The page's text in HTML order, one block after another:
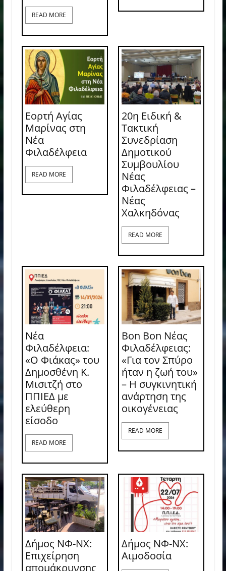
READ MORE
Εορτή Αγίας
Μαρίνας στη
Νέα
Φιλαδέλφεια
READ MORE
20η Ειδική &
Τακτική
Συνεδρίαση
Δημοτικού
Συμβουλίου
Νέας
Φιλαδέλφειας –
Νέας
Χαλκηδόνας
READ MORE
Νέα
Φιλαδέλφεια:
«Ο Φιάκας» του
Δημοσθένη Κ.
Μισιτζή στο
ΠΠΙΕΔ με
ελεύθερη
είσοδο
READ MORE
Bon Bon Νέας
Φιλαδέλφειας:
«Για τον Σπύρο
ήταν η ζωή του»
– Η συγκινητική
ανάρτηση της
οικογένειας
READ MORE
Δήμος ΝΦ-ΝΧ:
Επιχείρηση
απομάκρυνσης
Δήμος ΝΦ-ΝΧ:
Aιμοδοσία